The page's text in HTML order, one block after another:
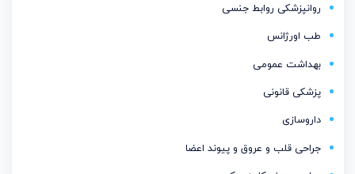
روانپزشکی روابط جنسی
طب اورژانس
بهداشت عمومی
پزشکی قانونی
داروسازی
جراحی قلب و عروق و پیوند اعضا